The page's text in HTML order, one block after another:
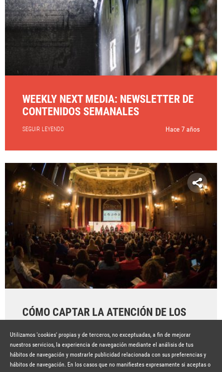
WEEKLY NEXT MEDIA: NEWSLETTER DE
CONTENIDOS SEMANALES
SEGUIR LEYENDO Hace 7 años
CÓMO CAPTAR LA ATENCIÓN DE LOS
SEGUIR LEYENDO Hace 7 años
Utilizamos 'cookies' propias y de terceros, no exceptuadas, a fin de mejorar
nuestros servicios, la experiencia de navegación mediante el análisis de tus
hábitos de navegación y mostrarle publicidad relacionada con sus preferencias y
hábitos de navegación. En los casos que no manifiestes expresamente si aceptas o